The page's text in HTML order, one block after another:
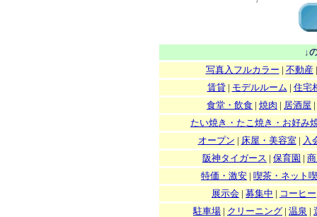
↓
写真入フルカラー | 不動産
賃貸| モデルルーム | 住宅
食堂・飲食 | 焼肉 | 居酒屋 |
たい焼き・たこ焼き・お好み
オープン | 床屋・美容室| 入
阪神タイガース | 保育園 |
特価・激安 | 喫茶・ネット
展示会 | 募集中 | コーヒー
駐車場 | クリーニング | 温泉 |